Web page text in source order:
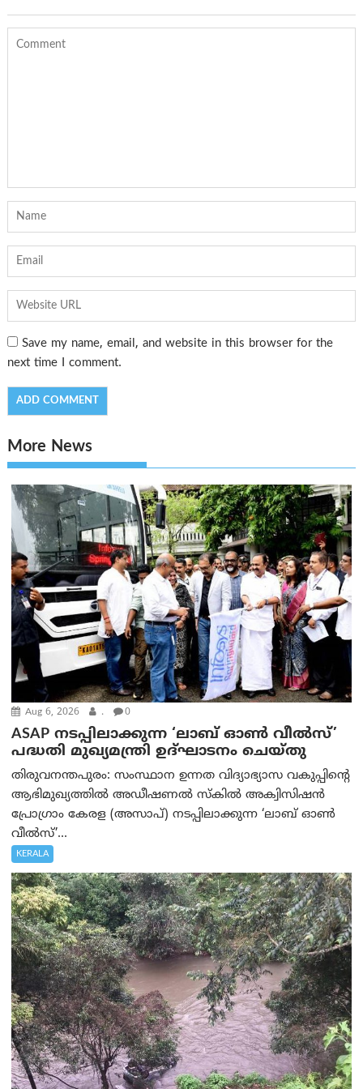
Save my name, email, and website in this browser for the
next time I comment.
More News
Aug 6, 2026 . 0
ASAP നടപ്പിലാക്കുന്ന ‘ലാബ് ഓൺ വീൽസ്’
പദ്ധതി മുഖ്യമന്ത്രി ഉദ്ഘാടനം ചെയ്തു
തിരുവനന്തപുരം: സംസ്ഥാന ഉന്നത വിദ്യാഭ്യാസ വകുപ്പിന്റെ
ആഭിമുഖ്യത്തിൽ അഡീഷണൽ സ്കിൽ അക്വിസിഷൻ
പ്രോഗ്രാം കേരള (അസാപ്) നടപ്പിലാക്കുന്ന ‘ലാബ് ഓൺ
വീൽസ്’...
KERALA